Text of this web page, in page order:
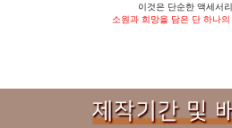
이것은 단순한 액세서
소원과 희망을 담은 단 하나의